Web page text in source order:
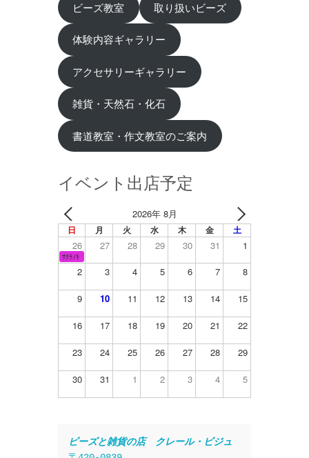
ビーズ教室 取り扱いビーズ
体験内容ギャラリー
アクセサリーギャラリー
雑貨・天然石・化石
書道教室・作文教室のご案内
イベント出店予定
2026年 8月
日 月 火 水 木 金 土
26 27 28 29 30 31 1
ｻｸﾗﾉｷ
2 3 4 5 6 7 8
9 10 11 12 13 14 15
16 17 18 19 20 21 22
23 24 25 26 27 28 29
30 31 1 2 3 4 5
ビーズと雑貨の店　クレール・ビジュ